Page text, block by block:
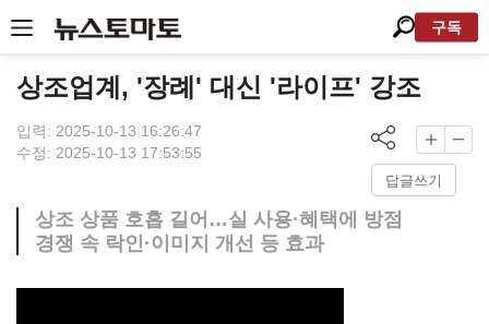
구독
상조업계, '장례' 대신 '라이프' 강조
입력: 2025-10-13 16:26:47
수정: 2025-10-13 17:53:55
답글쓰기
상조 상품 호흡 길어…실 사용·혜택에 방점
경쟁 속 락인·이미지 개선 등 효과